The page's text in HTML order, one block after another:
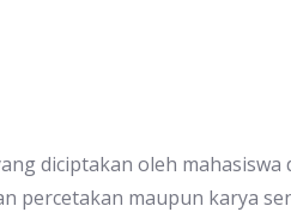
diciptakan oleh
percetakan maupun karya